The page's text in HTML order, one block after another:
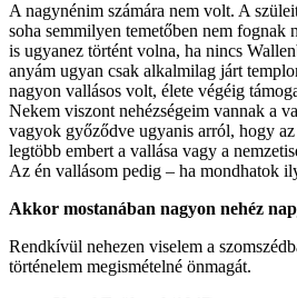
A nagynénim számára nem volt. A
soha semmilyen temetőben nem
is ugyanez történt volna, ha nincs
anyám ugyan csak alkalmilag járt
nagyon vallásos volt, élete végéig
Nekem viszont nehézségeim vannak a
vagyok győződve ugyanis arról, hogy az
legtöbb embert a vallása vagy a
Az én vallásom pedig – ha mondhatok
Akkor mostanában nagyon nehéz
Rendkívül nehezen viselem a
történelem megismételné önmagát.